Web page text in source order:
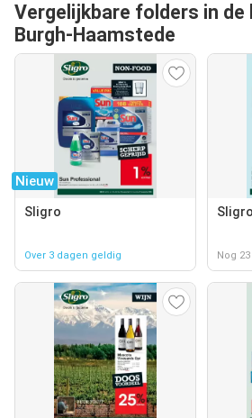
Vergelijkbare folders in de
Burgh-Haamstede
Nieuw
Sligro
Over 3 dagen geldig Nog